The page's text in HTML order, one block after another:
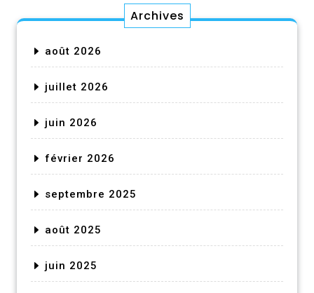
Archives
août 2026
juillet 2026
juin 2026
février 2026
septembre 2025
août 2025
juin 2025